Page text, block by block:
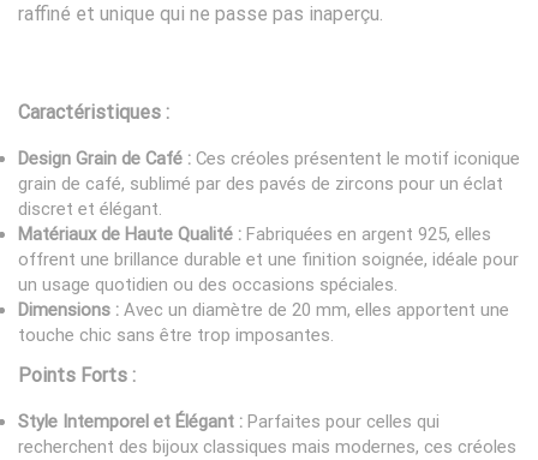
raffiné et unique qui ne passe pas inaperçu.
Caractéristiques :
Design Grain de Café : Ces créoles présentent le motif iconique
grain de café, sublimé par des pavés de zircons pour un éclat
discret et élégant.
Matériaux de Haute Qualité : Fabriquées en argent 925, elles
offrent une brillance durable et une finition soignée, idéale pour
un usage quotidien ou des occasions spéciales.
Dimensions : Avec un diamètre de 20 mm, elles apportent une
touche chic sans être trop imposantes.
Points Forts :
Style Intemporel et Élégant : Parfaites pour celles qui
recherchent des bijoux classiques mais modernes, ces créoles